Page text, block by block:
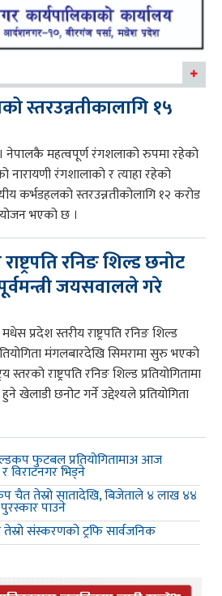
स्तरउन्नतीकालागि १५
नेपालकै महत्वपूर्ण रंगशलाको रुपमा रहेको
नारायणी रंगशालाको र त्याहा रहेको
कर्भडहलको स्तरउन्नतीकोलागि १२ करोड
भएको छ ।
रनिङ शिल्ड छनोट
जयसवालले गरे
प्रदेश स्तरीय राष्ट्रपति रनिङ शिल्ड
मंगलबारदेखि सिमरामा सुरु भएको
स्तरको राष्ट्रपति रनिङ शिल्ड प्रतियोगितामा
खेलाडी छनोट गर्ने उद्देश्यले प्रतियोगिता
फुटबल प्रतियोगितामाअ आज
विराटनगर भिड्ने
चैत तेस्रो सातादेखि, बिजेताले ४ लाख ४४
पाउने
तेस्रो संस्करणको ट्रफि सार्वजनिक